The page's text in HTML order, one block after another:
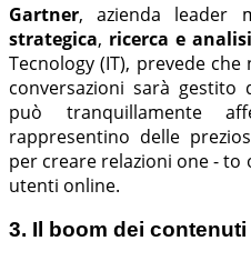
Gartner, azienda leader
strategica, ricerca e analisi
Tecnology (IT), prevede
conversazioni sarà
può tranquillamente
rappresentino delle
per creare relazioni one -
utenti online.
3. Il boom dei contenuti